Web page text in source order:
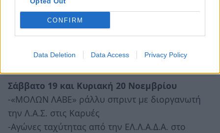
CONFIRM
Data Deletion Data Access Privacy Policy
Κυριακή 13 Νοεμβρίου
-Προβολή της ταινίας Baader Meinhof Complex
στις 20.00 στο Παλαιό Μεταξουργείο Σπάρτης.
Σάββατο 19 και Κυριακή 20 Νοεμβρίου
-«ΜΟΛΩΝ ΛΑΒΕ» ράλλυ σπριντ με διοργανωτή
την Λ.Α.Σ. στις Καρυές
-Αγώνες ταχύτητας από την ΕΛ.Λ.Α.Δ.Α. στο